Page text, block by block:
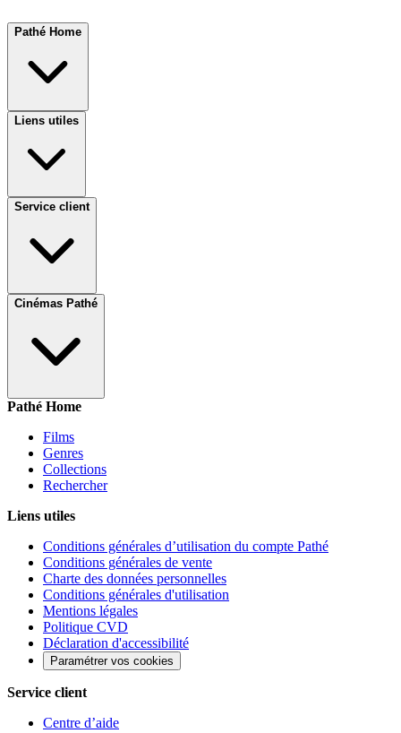
Pathé Home
Liens utiles
Service client
Cinémas Pathé
Pathé Home
Films
Genres
Collections
Rechercher
Liens utiles
Conditions générales d’utilisation du compte Pathé
Conditions générales de vente
Charte des données personnelles
Conditions générales d'utilisation
Mentions légales
Politique CVD
Déclaration d'accessibilité
Paramétrer vos cookies
Service client
Centre d’aide